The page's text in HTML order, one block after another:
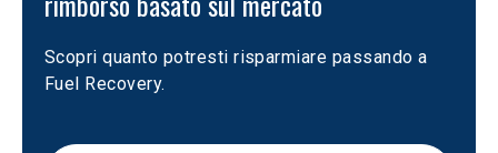
Scopri quanto potresti risparmiare passando a
Fuel Recovery.